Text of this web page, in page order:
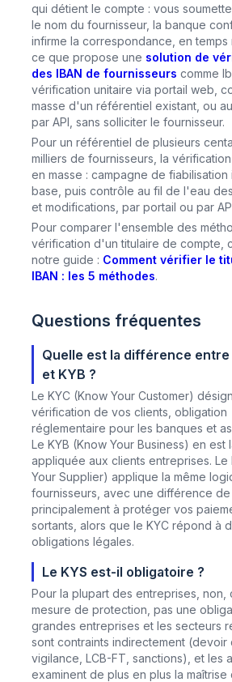
qui détient le compte : vous
le nom du fournisseur, la banque
infirme la correspondance, en temps
ce que propose une solution de
des IBAN de fournisseurs comme
vérification unitaire via portail web,
masse d'un référentiel existant, ou
par API, sans solliciter le fournisseur.
Pour un référentiel de plusieurs
milliers de fournisseurs, la
en masse : campagne de fiabilisation
base, puis contrôle au fil de l'eau
et modifications, par portail ou par
Pour comparer l'ensemble des
vérification d'un titulaire de compte,
notre guide : Comment vérifier le
IBAN : les 5 méthodes.
Questions fréquentes
Quelle est la différence entre
et KYB ?
Le KYC (Know Your Customer)
vérification de vos clients, obligation
réglementaire pour les banques et
Le KYB (Know Your Business) en est
appliquée aux clients entreprises. Le
Your Supplier) applique la même
fournisseurs, avec une différence de
principalement à protéger vos
sortants, alors que le KYC répond à
obligations légales.
Le KYS est-il obligatoire ?
Pour la plupart des entreprises, non,
mesure de protection, pas une
grandes entreprises et les secteurs
sont contraints indirectement (devoir
vigilance, LCB-FT, sanctions), et les
examinent de plus en plus la maîtrise